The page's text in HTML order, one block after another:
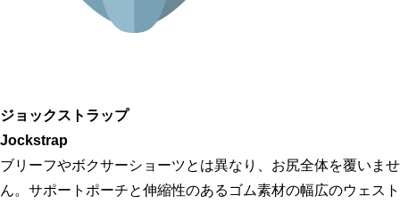
ジョックストラップ
Jockstrap
ブリーフやボクサーショーツとは異なり、お尻全体を覆いませ
ん。サポートポーチと伸縮性のあるゴム素材の幅広のウェスト